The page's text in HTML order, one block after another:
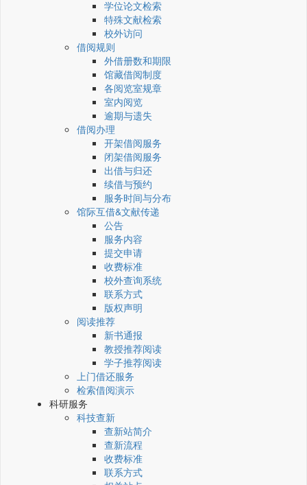
学位论文检索
特殊文献检索
校外访问
借阅规则
外借册数和期限
馆藏借阅制度
各阅览室规章
室内阅览
逾期与遗失
借阅办理
开架借阅服务
闭架借阅服务
出借与归还
续借与预约
服务时间与分布
馆际互借&文献传递
公告
服务内容
提交申请
收费标准
校外查询系统
联系方式
版权声明
阅读推荐
新书通报
教授推荐阅读
学子推荐阅读
上门借还服务
检索借阅演示
科研服务
科技查新
查新站简介
查新流程
收费标准
联系方式